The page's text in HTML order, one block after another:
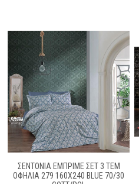
ΣΕΝΤΌΝΙΑ ΕΜΠΡΙΜΈ ΣΕΤ 3 ΤΕΜ
ΟΦΗΛΊΑ 279 160X240 BLUE 70/30
COTT/POL